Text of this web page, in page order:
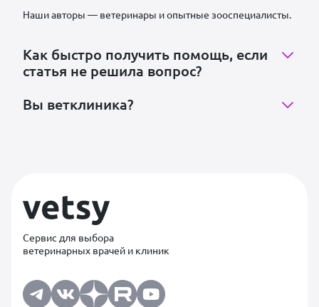
Наши авторы — ветеринары и опытные зооспециалисты.
Как быстро получить помощь, если
статья не решила вопрос?
Вы ветклиника?
Сервис для выбора
ветеринарных врачей и клиник